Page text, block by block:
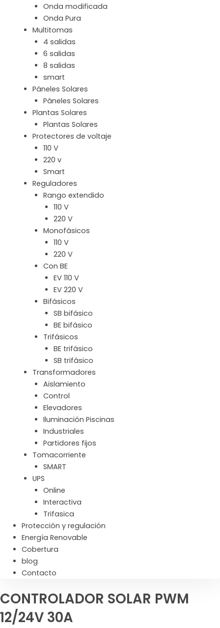
Onda modificada
Onda Pura
Multitomas
4 salidas
6 salidas
8 salidas
smart
Páneles Solares
Páneles Solares
Plantas Solares
Plantas Solares
Protectores de voltaje
110 V
220 v
Smart
Reguladores
Rango extendido
110 V
220 V
Monofásicos
110 V
220 V
Con BE
EV 110 V
EV 220 V
Bifásicos
SB bifásico
BE bifásico
Trifásicos
BE trifásico
SB trifásico
Transformadores
Aislamiento
Control
Elevadores
Iluminación Piscinas
Industriales
Partidores fijos
Tomacorriente
SMART
UPS
Online
Interactiva
Trifasica
Protección y regulación
Energía Renovable
Cobertura
blog
Contacto
CONTROLADOR SOLAR PWM
12/24V 30A